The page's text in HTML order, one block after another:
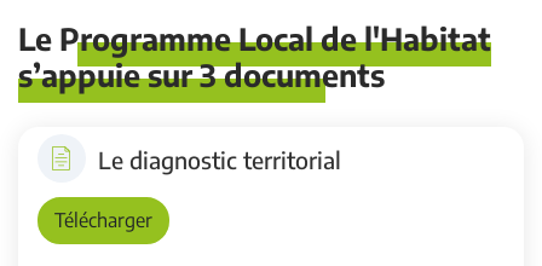
Le Programme Local de l'Habitat
s’appuie sur 3 documents
Le diagnostic territorial
Télécharger